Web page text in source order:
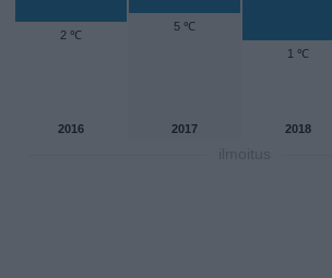
2 ℃
5 ℃
1 ℃
2016 2017 2018